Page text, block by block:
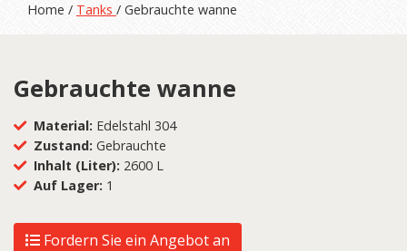
Home / Tanks / Gebrauchte wanne
Gebrauchte wanne
Material: Edelstahl 304
Zustand: Gebrauchte
Inhalt (Liter): 2600 L
Auf Lager: 1
Fordern Sie ein Angebot an